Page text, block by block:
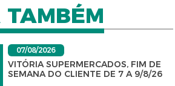
07/08/2026
VITÓRIA SUPERMERCADOS, FIM DE
SEMANA DO CLIENTE DE 7 A 9/8/26